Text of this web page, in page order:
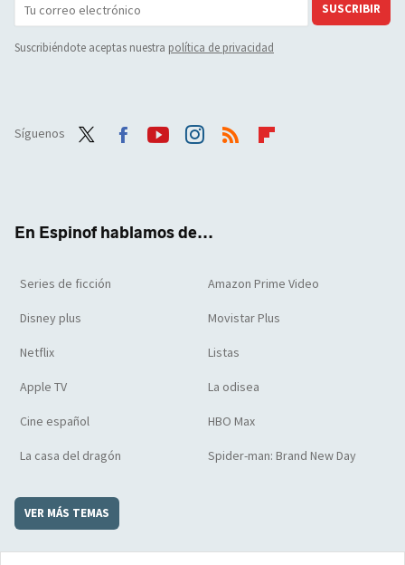
SUSCRIBIR
Suscribiéndote aceptas nuestra política de privacidad
Síguenos
En Espinof hablamos de...
Series de ficción Amazon Prime Video
Disney plus Movistar Plus
Netflix Listas
Apple TV La odisea
Cine español HBO Max
La casa del dragón Spider-man: Brand New Day
VER MÁS TEMAS